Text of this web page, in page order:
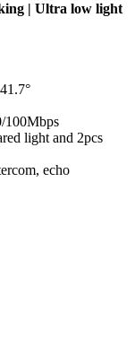
| Ultra low light
100Mbps
light and 2pcs
echo